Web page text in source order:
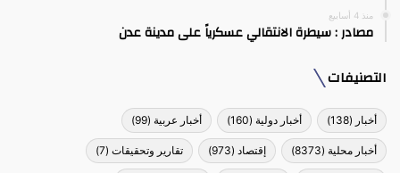
منذ 4 أسابيع
مصادر : سيطرة الانتقالي عسكرياً على مدينة عدن
التصنيفات
أخبار (138) أخبار دولية (160) أخبار عربية (99)
أخبار محلية (8373) إقتصاد (973) تقارير وتحقيقات (7)